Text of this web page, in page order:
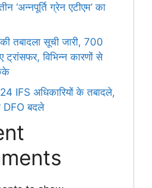
‘अन्नपूर्ति ग्रेन एटीएम‘ का
की तबादला सूची जारी, 700
ट्रांसफर, विभिन्न कारणों से
IFS अधिकारियों के तबादले,
DFO बदले